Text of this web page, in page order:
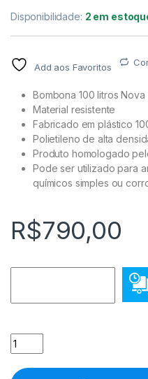
Disponibilidade: 2 em
Add aos Favoritos
Bombona 100 litros
Material resistente
Fabricado em plástico
Polietileno de alta
Produto homologado
Pode ser utilizado para
químicos simples ou
R$790,00
Bombona 100 litros BBP42